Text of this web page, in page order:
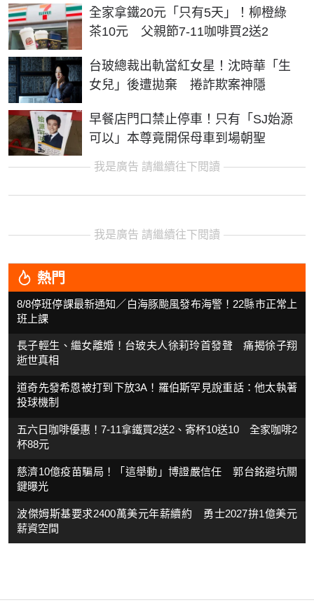
全家拿鐵20元「只有5天」！柳橙綠
茶10元 父親節7-11咖啡買2送2
台玻總裁出軌當紅女星！沈時華「生
女兒」後遭拋棄 捲詐欺案神隱
早餐店門口禁止停車！只有「SJ始源
可以」本尊竟開保母車到場朝聖
我是廣告 請繼續往下閱讀
我是廣告 請繼續往下閱讀
熱門
8/8停班停課最新通知／白海豚颱風發布海警！22縣市正常上
班上課
長子輕生、繼女離婚！台玻夫人徐莉玲首發聲 痛揭徐子翔
逝世真相
道奇先發希恩被打到下放3A！羅伯斯罕見說重話：他太執著
投球機制
五六日咖啡優惠！7-11拿鐵買2送2、寄杯10送10 全家咖啡2
杯88元
慈濟10億疫苗騙局！「這舉動」博證嚴信任 郭台銘避坑關
鍵曝光
波傑姆斯基要求2400萬美元年薪續約 勇士2027拚1億美元
薪資空間